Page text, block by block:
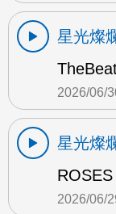
星光燦
2026/06/
星光燦
2026/06/